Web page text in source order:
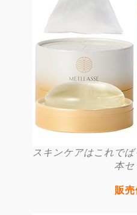
スキンケアはこれで
本セ
販